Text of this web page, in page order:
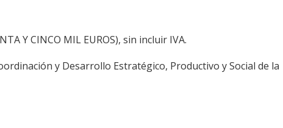
Y CINCO MIL EUROS), sin incluir IVA.
y Desarrollo Estratégico, Productivo y Social de la